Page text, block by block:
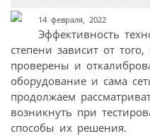
14 февраля, 2022
Эффективность
степени зависит от
проверены и
оборудование и сама
продолжаем
возникнуть при
способы их решения.